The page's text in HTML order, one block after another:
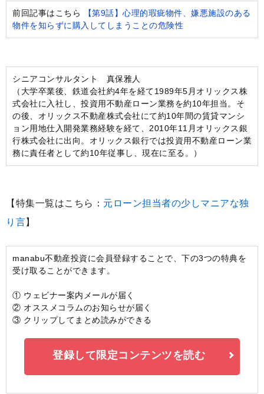
前回記事はこちら
【第9話】心理的瑕疵物件、嫌悪施設のある
物件を知らずに購入してしまうことの危険性
シニアコンサルタント 真保雅人
（大学卒業後、鉄道会社約4年を経て1989年5月オリックス株
式会社に入社し、投資用不動産ローン業務を約10年担当。そ
の後、オリックス不動産株式会社にて約10年間の賃貸マンシ
ョン用地仕入開発業務経験を経て、2010年11月オリックス銀
行株式会社に出向。オリックス銀行では投資用不動産ローン業
務に責任者として約10年従事し、現在に至る。）
【特集一覧はこちら： 元ローン担当者の少しマニアな独
り言】
manabu不動産投資に会員登録することで、下の3つの特典を
受け取ることができます。
① ウェビナー案内メールが届く
② オススメコラムのお知らせが届く
③ クリップしてまとめ読みができる
登録して限定コンテンツを読む